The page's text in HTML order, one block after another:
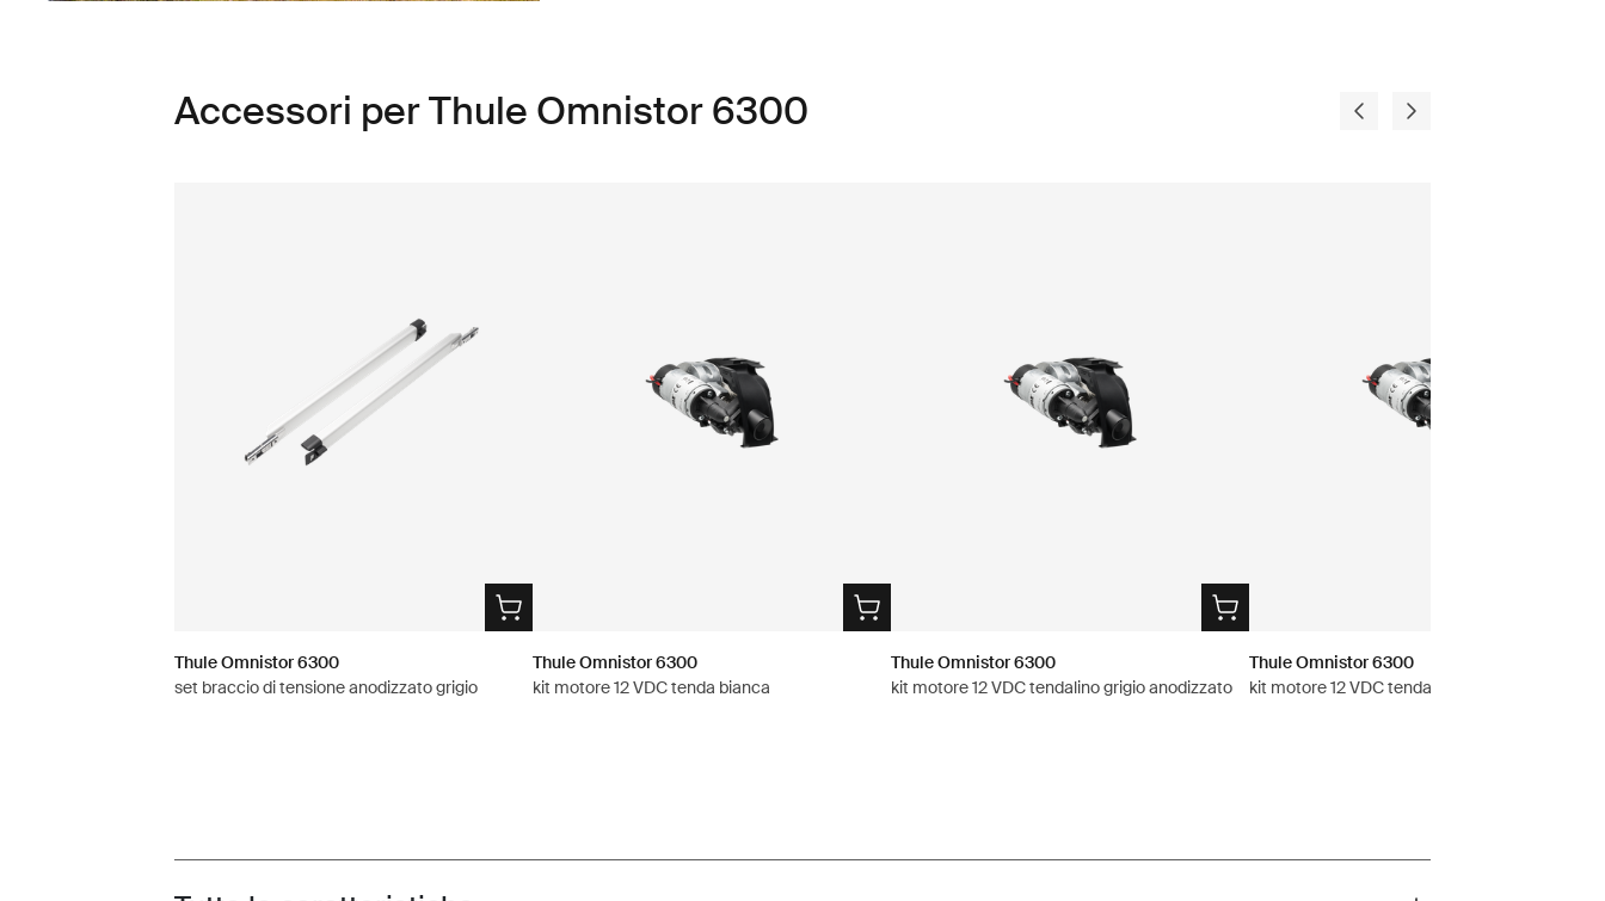
Accessori per Thule Omnistor 6300
Thule Omnistor 6300
set braccio di tensione anodizzato grigio
Thule Omnistor 6300
kit motore 12 VDC tenda bianca
Thule Omnistor 6300
kit motore 12 VDC tendalino grigio anodizzato
Thule Omnistor 6300
kit motore 12 VDC tendalino nero antracite